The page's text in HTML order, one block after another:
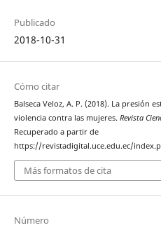
Publicado
2018-10-31
Cómo citar
Balseca Veloz, A. P. (2018). La presión
violencia contra las mujeres. Revista
Recuperado a partir de
https://revistadigital.uce.edu.ec/
Más formatos de cita
Número